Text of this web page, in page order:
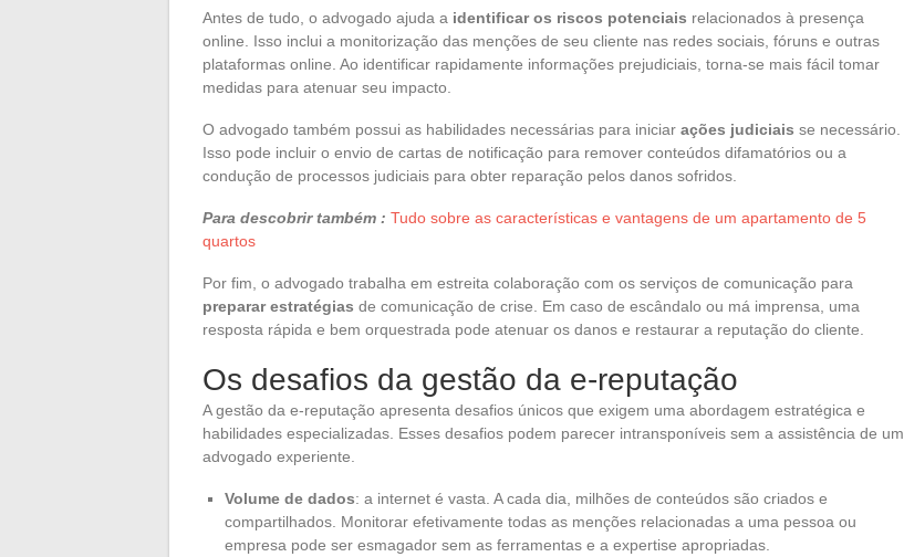
Antes de tudo, o advogado ajuda a identificar os riscos potenciais relacionados à presença
online. Isso inclui a monitorização das menções de seu cliente nas redes sociais, fóruns e outras
plataformas online. Ao identificar rapidamente informações prejudiciais, torna-se mais fácil tomar
medidas para atenuar seu impacto.
O advogado também possui as habilidades necessárias para iniciar ações judiciais se necessário.
Isso pode incluir o envio de cartas de notificação para remover conteúdos difamatórios ou a
condução de processos judiciais para obter reparação pelos danos sofridos.
Para descobrir também : Tudo sobre as características e vantagens de um apartamento de 5
quartos
Por fim, o advogado trabalha em estreita colaboração com os serviços de comunicação para
preparar estratégias de comunicação de crise. Em caso de escândalo ou má imprensa, uma
resposta rápida e bem orquestrada pode atenuar os danos e restaurar a reputação do cliente.
Os desafios da gestão da e-reputação
A gestão da e-reputação apresenta desafios únicos que exigem uma abordagem estratégica e
habilidades especializadas. Esses desafios podem parecer intransponíveis sem a assistência de um
advogado experiente.
Volume de dados: a internet é vasta. A cada dia, milhões de conteúdos são criados e
compartilhados. Monitorar efetivamente todas as menções relacionadas a uma pessoa ou
empresa pode ser esmagador sem as ferramentas e a expertise apropriadas.